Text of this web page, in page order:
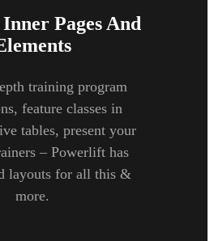
Pages And
training program
feature classes in
tables, present your
– Powerlift has
layouts for all this &
more.